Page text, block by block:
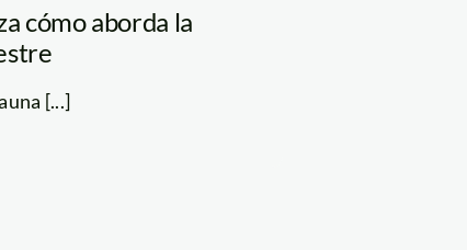
cómo aborda la
[...]